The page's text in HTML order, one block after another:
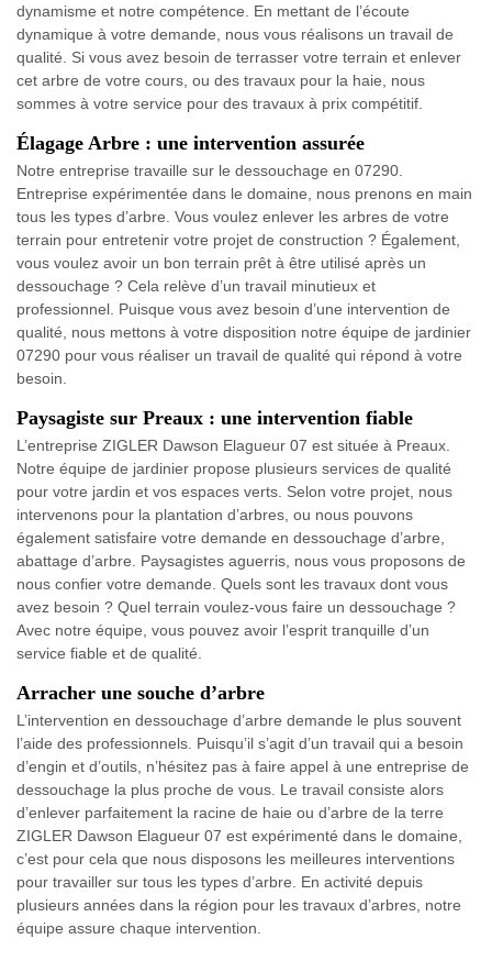
dynamisme et notre compétence. En mettant de l’écoute
dynamique à votre demande, nous vous réalisons un travail de
qualité. Si vous avez besoin de terrasser votre terrain et enlever
cet arbre de votre cours, ou des travaux pour la haie, nous
sommes à votre service pour des travaux à prix compétitif.
Élagage Arbre : une intervention assurée
Notre entreprise travaille sur le dessouchage en 07290.
Entreprise expérimentée dans le domaine, nous prenons en main
tous les types d’arbre. Vous voulez enlever les arbres de votre
terrain pour entretenir votre projet de construction ? Également,
vous voulez avoir un bon terrain prêt à être utilisé après un
dessouchage ? Cela relève d’un travail minutieux et
professionnel. Puisque vous avez besoin d’une intervention de
qualité, nous mettons à votre disposition notre équipe de jardinier
07290 pour vous réaliser un travail de qualité qui répond à votre
besoin.
Paysagiste sur Preaux : une intervention fiable
L’entreprise ZIGLER Dawson Elagueur 07 est située à Preaux.
Notre équipe de jardinier propose plusieurs services de qualité
pour votre jardin et vos espaces verts. Selon votre projet, nous
intervenons pour la plantation d’arbres, ou nous pouvons
également satisfaire votre demande en dessouchage d’arbre,
abattage d’arbre. Paysagistes aguerris, nous vous proposons de
nous confier votre demande. Quels sont les travaux dont vous
avez besoin ? Quel terrain voulez-vous faire un dessouchage ?
Avec notre équipe, vous pouvez avoir l’esprit tranquille d’un
service fiable et de qualité.
Arracher une souche d’arbre
L’intervention en dessouchage d’arbre demande le plus souvent
l’aide des professionnels. Puisqu’il s’agit d’un travail qui a besoin
d’engin et d’outils, n’hésitez pas à faire appel à une entreprise de
dessouchage la plus proche de vous. Le travail consiste alors
d’enlever parfaitement la racine de haie ou d’arbre de la terre
ZIGLER Dawson Elagueur 07 est expérimenté dans le domaine,
c’est pour cela que nous disposons les meilleures interventions
pour travailler sur tous les types d’arbre. En activité depuis
plusieurs années dans la région pour les travaux d’arbres, notre
équipe assure chaque intervention.